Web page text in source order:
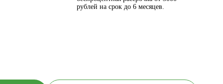
рублей на срок до 6 месяцев.